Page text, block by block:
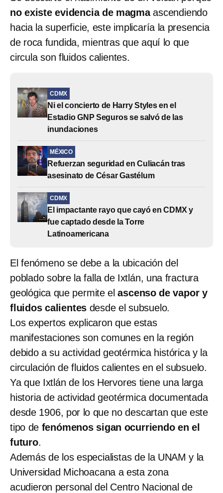
no existe evidencia de magmaascendiendo
hacia la superficie, este implicaría la presencia
de roca fundida, mientras que aquí lo que
circula son fluidos calientes.
CDMX
Ni el concierto de Harry Styles en el
Estadio GNP Seguros se salvó de las
inundaciones
MÉXICO
Refuerzan seguridad en Culiacán tras
asesinato de César Gastélum
CDMX
El impactante rayo que cayó en CDMX y
fue captado desde la Torre
Latinoamericana
El fenómeno se debe a la ubicación del
poblado sobre la falla de Ixtlán, una fractura
geológica que permite elascenso de vapor y
fluidos calientes desde el subsuelo.
Los expertos explicaron que estas
manifestaciones son comunes en la región
debido a su actividad geotérmica histórica y la
circulación de fluidos calientes en el subsuelo.
Ya que Ixtlán de los Hervores tiene una larga
historia de actividad geotérmica documentada
desde 1906, por lo que no descartan que este
tipo de fenómenos sigan ocurriendo en el
futuro.
Además de los especialistas de la UNAM y la
Universidad Michoacana a esta zona
acudieron personal del Centro Nacional de